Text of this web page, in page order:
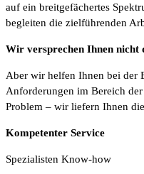
auf ein breitgefächertes
begleiten die zielführenden
Wir versprechen Ihnen nicht
Aber wir helfen Ihnen bei der
Anforderungen im Bereich
Problem – wir liefern Ihnen
Kompetenter Service
Spezialisten Know-how